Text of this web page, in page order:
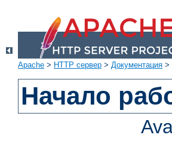
Apache > HTTP сервер > Документация >
Начало